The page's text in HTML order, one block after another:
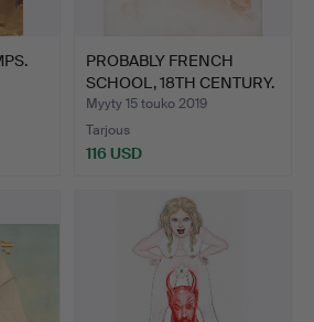
PROBABLY FRENCH
SCHOOL, 18TH CENTURY.
alle…
Myyty 15 touko 2019
Tarjous
116 USD